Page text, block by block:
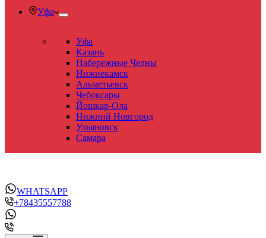
Уфа
Уфа
Казань
Набережные Челны
Нижнекамск
Альметьевск
Чебоксары
Йошкар-Ола
Нижний Новгород
Ульяновск
Самара
WHATSAPP
+78435557788